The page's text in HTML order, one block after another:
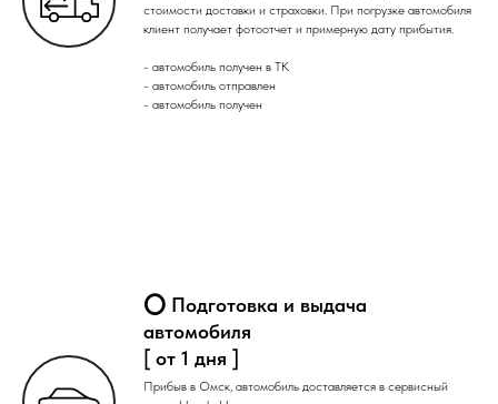
стоимости доставки и страховки. При погрузке автомобиля
клиент получает фотоотчет и примерную дату прибытия.
- автомобиль получен в ТК
- автомобиль отправлен
- автомобиль получен
⭕ Подготовка и выдача
автомобиля
[ от 1 дня ]
Прибыв в Омск, автомобиль доставляется в сервисный